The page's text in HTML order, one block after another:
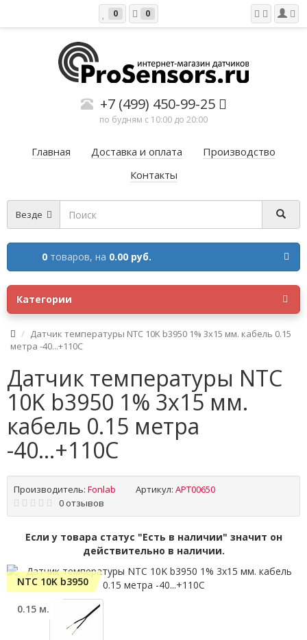
0 0
+7 (499) 450-99-25
по будням с 10:00 до 20:00
Главная Доставка и оплата
Производство
Контакты
Везде
0 товаров, на 0.00 руб.
Категории
Датчик температуры NTC 10K b3950 1% 3x15 мм. кабель 0.15
метра -40...+110C
Датчик температуры NTC
10K b3950 1% 3x15 мм.
кабель 0.15 метра
-40...+110C
Производитель: Fonlab Артикул: APT00650
0 отзывов
Если у товара статус "Есть в наличии" значит он
действительно в наличии.
NTC 10K b3950
0.15 м.